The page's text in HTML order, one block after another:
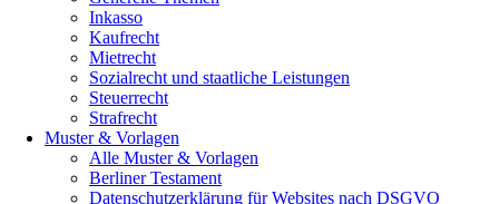
Inkasso
Kaufrecht
Mietrecht
Sozialrecht und staatliche Leistungen
Steuerrecht
Strafrecht
Muster & Vorlagen
Alle Muster & Vorlagen
Berliner Testament
Datenschutzerklärung für Websites nach DSGVO